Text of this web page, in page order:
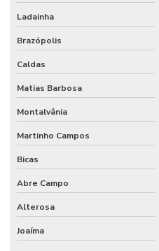
Ladainha
Brazópolis
Caldas
Matias Barbosa
Montalvânia
Martinho Campos
Bicas
Abre Campo
Alterosa
Joaíma